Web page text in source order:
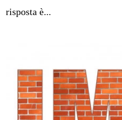
risposta è...